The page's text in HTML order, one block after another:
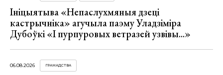
Ініцыятыва «Непаслухмяныя дзеці
кастрычніка» агучыла паэму Уладзіміра
Дубоўкі «І пурпуровых ветразей узвівы...»
06.08.2026 ГРАМАДСТВА